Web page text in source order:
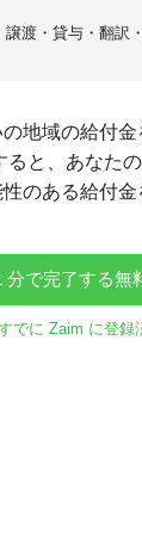
渡・貸与・翻訳
地域の給付金
ると、あなた
のある給付金
分で完了する無
でに Zaim に登録